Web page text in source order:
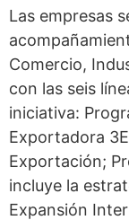
Las empresas
Comercio,
con las seis
iniciativa:
Exportadora
Exportación;
incluye la
Expansión